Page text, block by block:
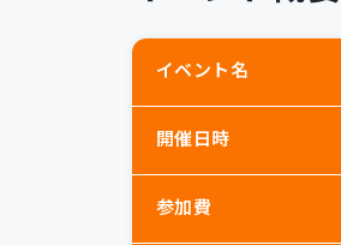
イベント名
開催日時
参加費